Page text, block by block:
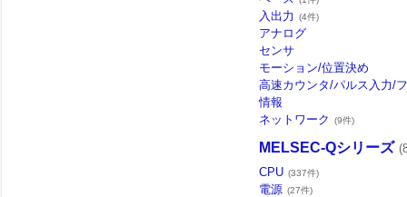
入出力 (4件)
アナログ
センサ
モーション/位置決め
高速カウンタ/パルス入力/
情報
ネットワーク
(9件)
MELSEC-Qシリーズ
CPU (337件)
電源 (27件)